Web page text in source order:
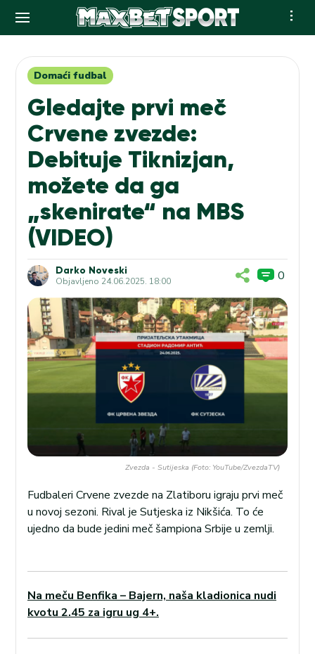
contentDomaći fudbal
Gledajte prvi meč
Crvene zvezde:
Debituje Tiknizjan,
možete da ga
„skenirate“ na MBS
(VIDEO)
Darko Noveski
Objavljeno 24.06.2025. 18:00 0
Zvezda - Sutijeska (Foto: YouTube/ZvezdaTV)
Fudbaleri Crvene zvezde na Zlatiboru igraju prvi meč
u novoj sezoni. Rival je Sutjeska iz Nikšića. To će
ujedno da bude jedini meč šampiona Srbije u zemlji.
Na meču Benfika – Bajern, naša kladionica nudi
kvotu 2.45 za igru ug 4+.